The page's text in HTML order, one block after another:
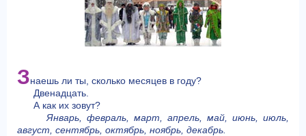
Знаешь ли ты, сколько месяцев в году?
Двенадцать.
А как их зовут?
Январь, февраль, март, апрель, май, июнь, июль,
август, сентябрь, октябрь, ноябрь, декабрь.